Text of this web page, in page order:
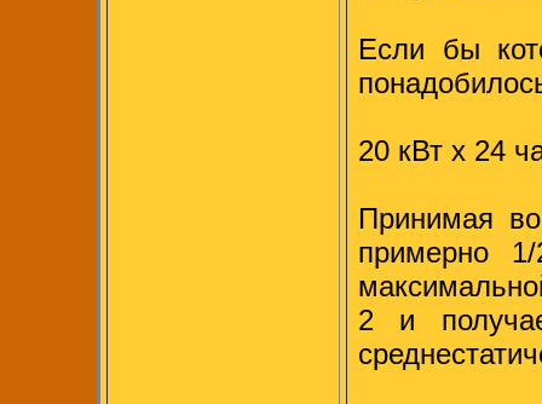
Если бы
20 кВт х 24
Принимая
примерно
2 и